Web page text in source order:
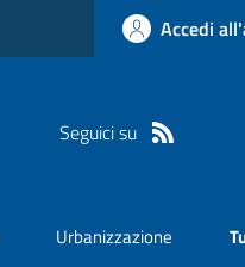
Accedi
Seguici su
Urbanizzazione